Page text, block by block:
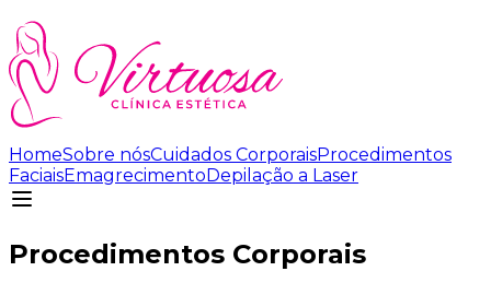
HomeSobre nósCuidados CorporaisProcedimentos
FaciaisEmagrecimentoDepilação a Laser
Procedimentos Corporais